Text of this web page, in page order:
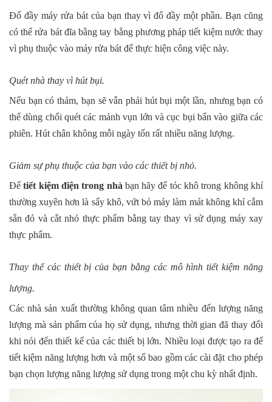
Đổ đầy máy rửa bát của bạn thay vì đổ đầy một phần. Bạn cũng
có thể rửa bát đĩa bằng tay bằng phương pháp tiết kiệm nước thay
vì phụ thuộc vào máy rửa bát để thực hiện công việc này.
Quét nhà thay vì hút bụi.
Nếu bạn có thảm, bạn sẽ vẫn phải hút bụi một lần, nhưng bạn có
thể dùng chổi quét các mảnh vụn lớn và cục bụi bẩn vào giữa các
phiên. Hút chân không mỗi ngày tốn rất nhiều năng lượng.
Giảm sự phụ thuộc của bạn vào các thiết bị nhỏ.
Đểtiết kiệm điện trong nhà bạn hãy để tóc khô trong không khí
thường xuyên hơn là sấy khô, vứt bỏ máy làm mát không khí cắm
sẵn đó và cắt nhỏ thực phẩm bằng tay thay vì sử dụng máy xay
thực phẩm.
Thay thế các thiết bị của bạn bằng các mô hình tiết kiệm năng
lượng.
Các nhà sản xuất thường không quan tâm nhiều đến lượng năng
lượng mà sản phẩm của họ sử dụng, nhưng thời gian đã thay đổi
khi nói đến thiết kế của các thiết bị lớn. Nhiều loại được tạo ra để
tiết kiệm năng lượng hơn và một số bao gồm các cài đặt cho phép
bạn chọn lượng năng lượng sử dụng trong một chu kỳ nhất định.